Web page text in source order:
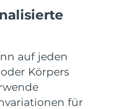
auf jeden
Körpers
für
Lieferung
Lieferung